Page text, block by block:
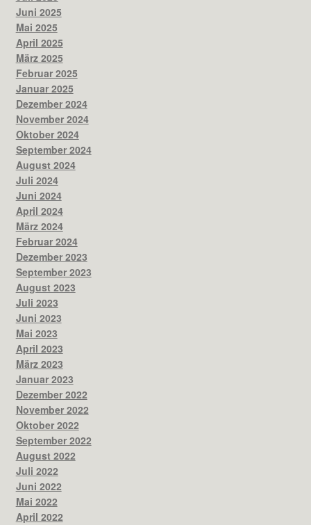
Juni 2025
Mai 2025
April 2025
März 2025
Februar 2025
Januar 2025
Dezember 2024
November 2024
Oktober 2024
September 2024
August 2024
Juli 2024
Juni 2024
April 2024
März 2024
Februar 2024
Dezember 2023
September 2023
August 2023
Juli 2023
Juni 2023
Mai 2023
April 2023
März 2023
Januar 2023
Dezember 2022
November 2022
Oktober 2022
September 2022
August 2022
Juli 2022
Juni 2022
Mai 2022
April 2022